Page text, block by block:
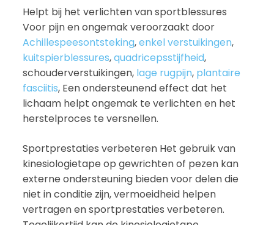
Helpt bij het verlichten van sportblessures
Voor pijn en ongemak veroorzaakt door
Achillespeesontsteking,enkel verstuikingen,
kuitspierblessures,quadricepsstijfheid,
schouderverstuikingen, lage rugpijn, plantaire
fasciitis, Een ondersteunend effect dat het
lichaam helpt ongemak te verlichten en het
herstelproces te versnellen.
Sportprestaties verbeteren Het gebruik van
kinesiologietape op gewrichten of pezen kan
externe ondersteuning bieden voor delen die
niet in conditie zijn, vermoeidheid helpen
vertragen en sportprestaties verbeteren.